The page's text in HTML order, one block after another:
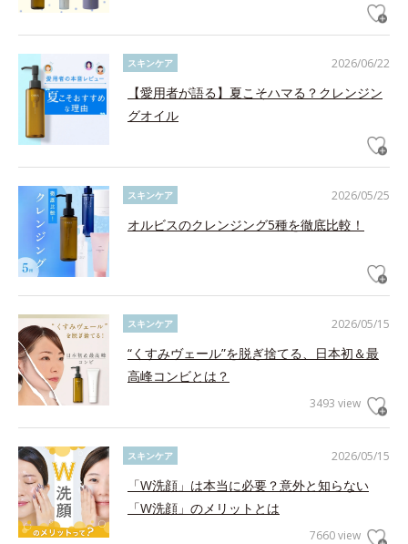
2026/06/22
スキンケア
【愛用者が語る】夏こそハマる？クレンジン
グオイル
2026/05/25
スキンケア
オルビスのクレンジング5種を徹底比較！
2026/05/15
スキンケア
“くすみヴェール”を脱ぎ捨てる、日本初＆最
高峰コンビとは？
3493 view
2026/05/15
スキンケア
「W洗顔」は本当に必要？意外と知らない
「W洗顔」のメリットとは
7660 view